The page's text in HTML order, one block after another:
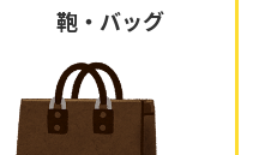
鞄・バッグ